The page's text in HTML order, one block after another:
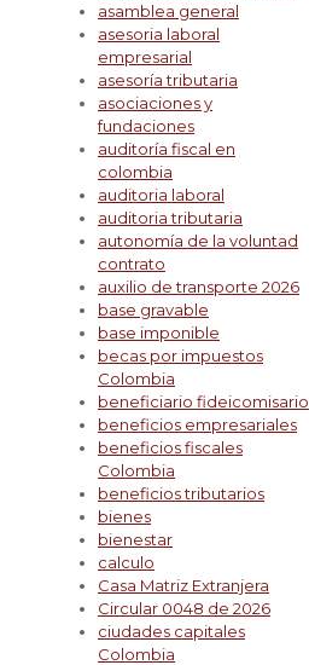
asamblea general
asesoria laboral
empresarial
asesoría tributaria
asociaciones y
fundaciones
auditoría fiscal en
colombia
auditoria laboral
auditoria tributaria
autonomía de la voluntad
contrato
auxilio de transporte 2026
base gravable
base imponible
becas por impuestos
Colombia
beneficiario fideicomisario
beneficios empresariales
beneficios fiscales
Colombia
beneficios tributarios
bienes
bienestar
calculo
Casa Matriz Extranjera
Circular 0048 de 2026
ciudades capitales
Colombia